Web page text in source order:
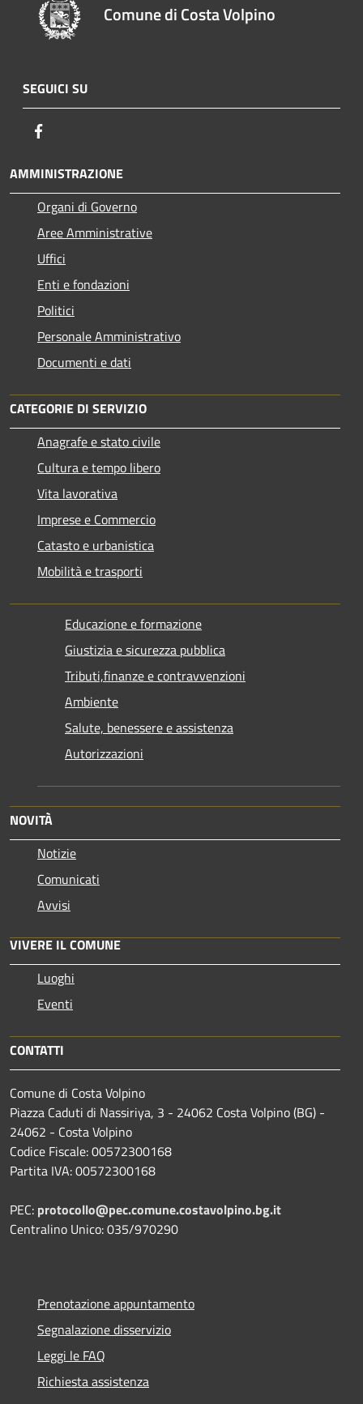
Comune di Costa Volpino
SEGUICI SU
AMMINISTRAZIONE
Organi di Governo
Aree Amministrative
Uffici
Enti e fondazioni
Politici
Personale Amministrativo
Documenti e dati
CATEGORIE DI SERVIZIO
Anagrafe e stato civile
Cultura e tempo libero
Vita lavorativa
Imprese e Commercio
Catasto e urbanistica
Mobilità e trasporti
Educazione e formazione
Giustizia e sicurezza pubblica
Tributi,finanze e contravvenzioni
Ambiente
Salute, benessere e assistenza
Autorizzazioni
NOVITÀ
Notizie
Comunicati
Avvisi
VIVERE IL COMUNE
Luoghi
Eventi
CONTATTI
Comune di Costa Volpino
Piazza Caduti di Nassiriya, 3 - 24062 Costa Volpino (BG) -
24062 - Costa Volpino
Codice Fiscale: 00572300168
Partita IVA: 00572300168
PEC: protocollo@pec.comune.costavolpino.bg.it
Centralino Unico: 035/970290
Prenotazione appuntamento
Segnalazione disservizio
Leggi le FAQ
Richiesta assistenza